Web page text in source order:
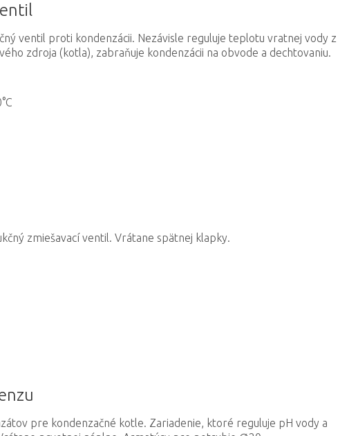
ventil proti kondenzácii. Nezávisle reguluje teplotu vratnej vody z
zdroja (kotla), zabraňuje kondenzácii na obvode a dechtovaniu.
°C
zmiešavací ventil. Vrátane spätnej klapky.
pre kondenzačné kotle. Zariadenie, ktoré reguluje pH vody a